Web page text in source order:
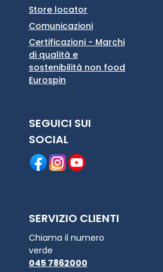
Store locator
Comunicazioni
Certificazioni - Marchi
di qualità e
sostenibilità non food
Eurospin
SEGUICI SUI
SOCIAL
SERVIZIO CLIENTI
Chiama il numero
verde
045 7862000